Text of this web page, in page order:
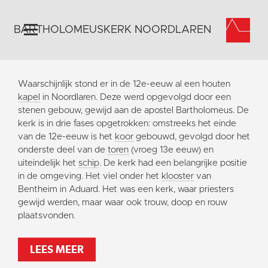
Home
Algemeen
Historie
Omgeving
Activiteiten
Steun ons
Contact
Vaktaal
BARTHOLOMEUSKERK NOORDLAREN
Waarschijnlijk stond er in de 12e-eeuw al een houten
kapel in Noordlaren. Deze werd opgevolgd door een
stenen gebouw, gewijd aan de apostel Bartholomeus. De
kerk is in drie fases opgetrokken: omstreeks het einde
van de 12e-eeuw is het koor gebouwd, gevolgd door het
onderste deel van de toren (vroeg 13e eeuw) en
uiteindelijk het schip. De kerk had een belangrijke positie
in de omgeving. Het viel onder het klooster van
Bentheim in Aduard. Het was een kerk, waar priesters
gewijd werden, maar waar ook trouw, doop en rouw
plaatsvonden.
LEES MEER